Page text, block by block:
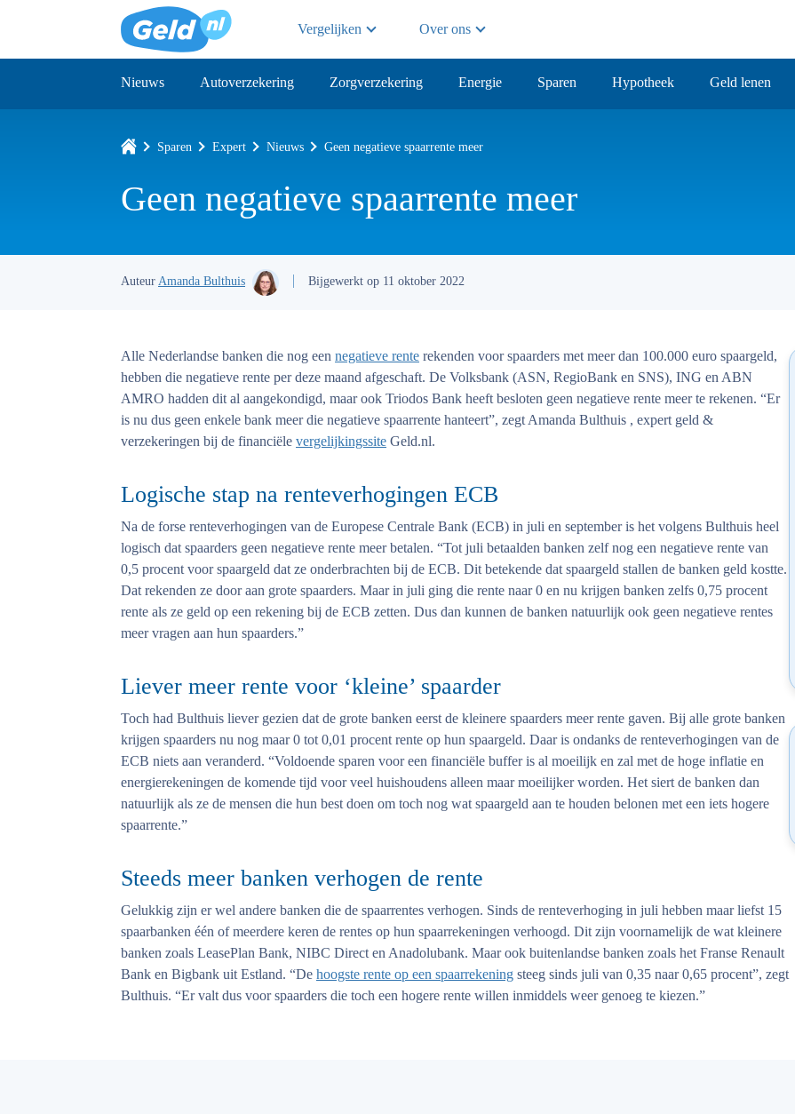
Vergelijken Over ons
Nieuws Autoverzekering Zorgverzekering Energie Sparen Hypotheek Geld lenen
Sparen Expert Nieuws Geen negatieve spaarrente meer
Geen negatieve spaarrente meer
Auteur Amanda Bulthuis Bijgewerkt op 11 oktober 2022
Alle Nederlandse banken die nog een negatieve rente rekenden voor spaarders met meer dan 100.000 euro spaargeld,
hebben die negatieve rente per deze maand afgeschaft. De Volksbank (ASN, RegioBank en SNS), ING en ABN
AMRO hadden dit al aangekondigd, maar ook Triodos Bank heeft besloten geen negatieve rente meer te rekenen. “Er
is nu dus geen enkele bank meer die negatieve spaarrente hanteert”, zegt Amanda Bulthuis , expert geld &
verzekeringen bij de financiële vergelijkingssite Geld.nl.
Logische stap na renteverhogingen ECB
Na de forse renteverhogingen van de Europese Centrale Bank (ECB) in juli en september is het volgens Bulthuis heel
logisch dat spaarders geen negatieve rente meer betalen. “Tot juli betaalden banken zelf nog een negatieve rente van
0,5 procent voor spaargeld dat ze onderbrachten bij de ECB. Dit betekende dat spaargeld stallen de banken geld kostte.
Dat rekenden ze door aan grote spaarders. Maar in juli ging die rente naar 0 en nu krijgen banken zelfs 0,75 procent
rente als ze geld op een rekening bij de ECB zetten. Dus dan kunnen de banken natuurlijk ook geen negatieve rentes
meer vragen aan hun spaarders.”
Liever meer rente voor ‘kleine’ spaarder
Toch had Bulthuis liever gezien dat de grote banken eerst de kleinere spaarders meer rente gaven. Bij alle grote banken
krijgen spaarders nu nog maar 0 tot 0,01 procent rente op hun spaargeld. Daar is ondanks de renteverhogingen van de
ECB niets aan veranderd. “Voldoende sparen voor een financiële buffer is al moeilijk en zal met de hoge inflatie en
energierekeningen de komende tijd voor veel huishoudens alleen maar moeilijker worden. Het siert de banken dan
natuurlijk als ze de mensen die hun best doen om toch nog wat spaargeld aan te houden belonen met een iets hogere
spaarrente.”
Steeds meer banken verhogen de rente
Gelukkig zijn er wel andere banken die de spaarrentes verhogen. Sinds de renteverhoging in juli hebben maar liefst 15
spaarbanken één of meerdere keren de rentes op hun spaarrekeningen verhoogd. Dit zijn voornamelijk de wat kleinere
banken zoals LeasePlan Bank, NIBC Direct en Anadolubank. Maar ook buitenlandse banken zoals het Franse Renault
Bank en Bigbank uit Estland. “De hoogste rente op een spaarrekening steeg sinds juli van 0,35 naar 0,65 procent”, zegt
Bulthuis. “Er valt dus voor spaarders die toch een hogere rente willen inmiddels weer genoeg te kiezen.”